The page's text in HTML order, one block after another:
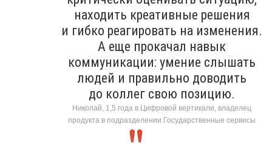
находить креативные решения
и гибко реагировать на изменения.
А еще прокачал навык
коммуникации: умение слышать
людей и правильно доводить
до коллег свою позицию.
Николай, 1,5 года в Цифровой вертикали, владелец
продукта в подразделении Государственные сервисы